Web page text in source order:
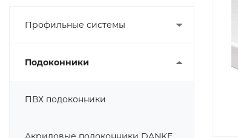
Профильные системы
Подоконники
ПВХ подоконники